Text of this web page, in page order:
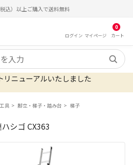
込）以上ご購入で送料無料
ログイン マイ ページ
0
カート
ニューアルいたしました
工具 脚立・梯子・踏み台 梯子
シゴ CX363